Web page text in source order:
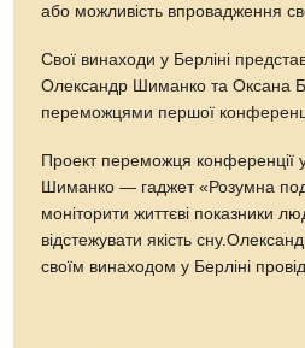
або можливість впровадження
Свої винаходи у Берліні
Олександр Шиманко та Оксана
переможцями першої
Проект переможця конференції
Шиманко — гаджет «Розумна
моніторити життєві показники
відстежувати якість
своїм винаходом у Берліні